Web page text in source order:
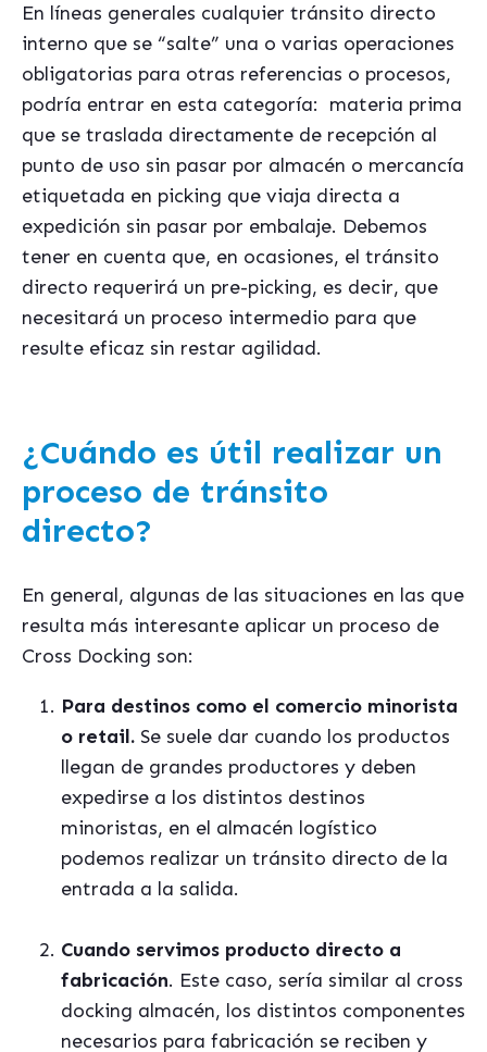
En líneas generales cualquier tránsito directo
interno que se “salte” una o varias operaciones
obligatorias para otras referencias o procesos,
podría entrar en esta categoría: materia prima
que se traslada directamente de recepción al
punto de uso sin pasar por almacén o mercancía
etiquetada en picking que viaja directa a
expedición sin pasar por embalaje. Debemos
tener en cuenta que, en ocasiones, el tránsito
directo requerirá un pre-picking, es decir, que
necesitará un proceso intermedio para que
resulte eficaz sin restar agilidad.
¿Cuándo es útil realizar un
proceso de tránsito
directo?
En general, algunas de las situaciones en las que
resulta más interesante aplicar un proceso de
Cross Docking son:
Para destinos como el comercio minorista
o retail. Se suele dar cuando los productos
llegan de grandes productores y deben
expedirse a los distintos destinos
minoristas, en el almacén logístico
podemos realizar un tránsito directo de la
entrada a la salida.
Cuando servimos producto directo a
fabricación. Este caso, sería similar al cross
docking almacén, los distintos componentes
necesarios para fabricación se reciben y